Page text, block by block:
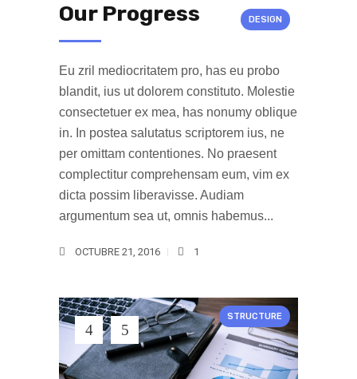
DESIGN
Our Progress
Eu zril mediocritatem pro, has eu probo
blandit, ius ut dolorem constituto. Molestie
consectetuer ex mea, has nonumy oblique
in. In postea salutatus scriptorem ius, ne
per omittam contentiones. No praesent
complectitur comprehensam eum, vim ex
dicta possim liberavisse. Audiam
argumentum sea ut, omnis habemus...
OCTUBRE 21, 2016 1
STRUCTURE